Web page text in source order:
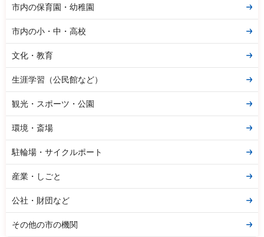
市内の保育園・幼稚園
市内の小・中・高校
文化・教育
生涯学習（公民館など）
観光・スポーツ・公園
環境・斎場
駐輪場・サイクルポート
産業・しごと
公社・財団など
その他の市の機関